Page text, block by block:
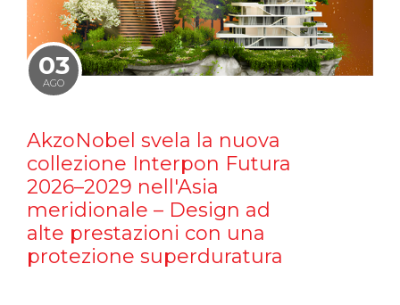
03
AGO
AkzoNobel svela la nuova
collezione Interpon Futura
2026–2029 nell'Asia
meridionale – Design ad
alte prestazioni con una
protezione superduratura